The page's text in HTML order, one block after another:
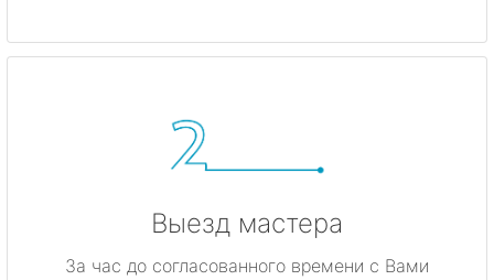
метро Динамо
метро Красные ворота
метро Калужская
Выезд мастера
За час до согласованного времени с Вами